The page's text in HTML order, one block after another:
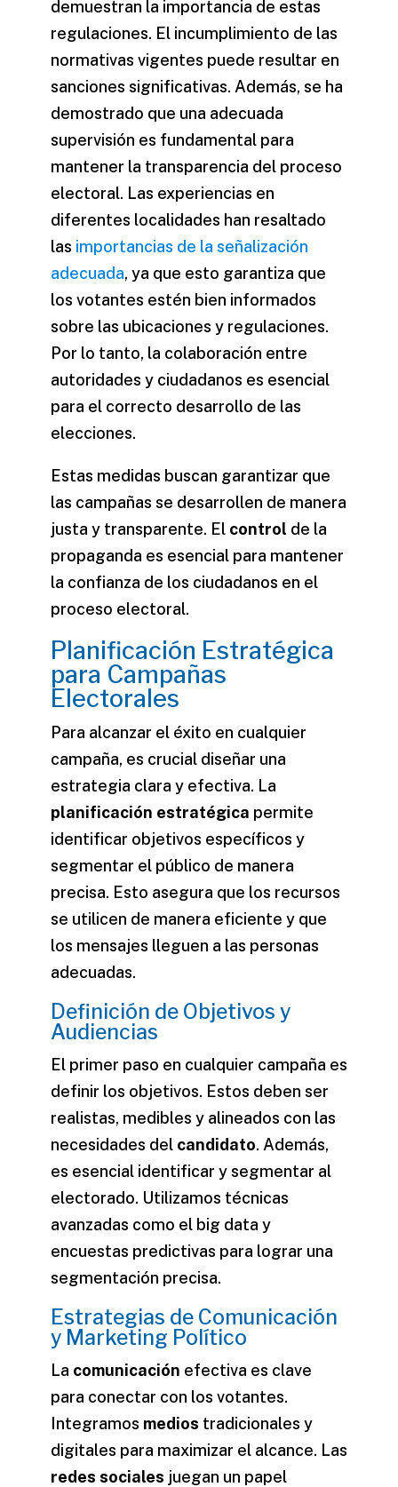
demuestran la importancia de estas
regulaciones. El incumplimiento de las
normativas vigentes puede resultar en
sanciones significativas. Además, se ha
demostrado que una adecuada
supervisión es fundamental para
mantener la transparencia del proceso
electoral. Las experiencias en
diferentes localidades han resaltado
las importancias de la señalización
adecuada, ya que esto garantiza que
los votantes estén bien informados
sobre las ubicaciones y regulaciones.
Por lo tanto, la colaboración entre
autoridades y ciudadanos es esencial
para el correcto desarrollo de las
elecciones.
Estas medidas buscan garantizar que
las campañas se desarrollen de manera
justa y transparente. El control de la
propaganda es esencial para mantener
la confianza de los ciudadanos en el
proceso electoral.
Planificación Estratégica
para Campañas
Electorales
Para alcanzar el éxito en cualquier
campaña, es crucial diseñar una
estrategia clara y efectiva. La
planificación estratégica permite
identificar objetivos específicos y
segmentar el público de manera
precisa. Esto asegura que los recursos
se utilicen de manera eficiente y que
los mensajes lleguen a las personas
adecuadas.
Definición de Objetivos y
Audiencias
El primer paso en cualquier campaña es
definir los objetivos. Estos deben ser
realistas, medibles y alineados con las
necesidades del candidato. Además,
es esencial identificar y segmentar al
electorado. Utilizamos técnicas
avanzadas como el big data y
encuestas predictivas para lograr una
segmentación precisa.
Estrategias de Comunicación
y Marketing Político
La comunicación efectiva es clave
para conectar con los votantes.
Integramos medios tradicionales y
digitales para maximizar el alcance. Las
redes sociales juegan un papel